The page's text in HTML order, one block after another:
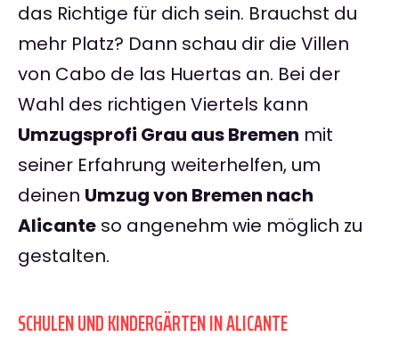
das Richtige für dich sein. Brauchst du
mehr Platz? Dann schau dir die Villen
von Cabo de las Huertas an. Bei der
Wahl des richtigen Viertels kann
Umzugsprofi Grau aus Bremen mit
seiner Erfahrung weiterhelfen, um
deinen Umzug von Bremen nach
Alicante so angenehm wie möglich zu
gestalten.
SCHULEN UND KINDERGÄRTEN IN ALICANTE